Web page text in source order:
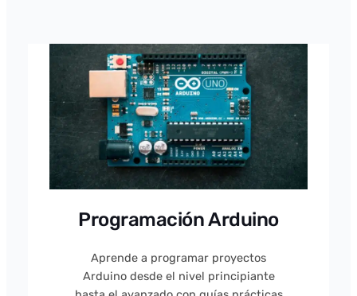
Programación Arduino
Aprende a programar proyectos
Arduino desde el nivel principiante